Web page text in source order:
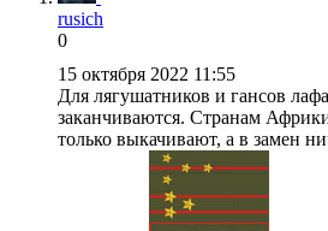
rusich
0
15 октября 2022 11:55
Для лягушатников и гансов
заканчиваются. Странам
только выкачивают, а в замен